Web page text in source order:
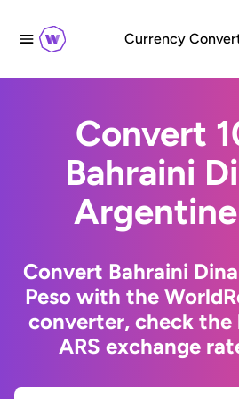
Currency
Convert
Bahraini
Convert Bahraini
Peso with the
converter, check the
ARS exchange